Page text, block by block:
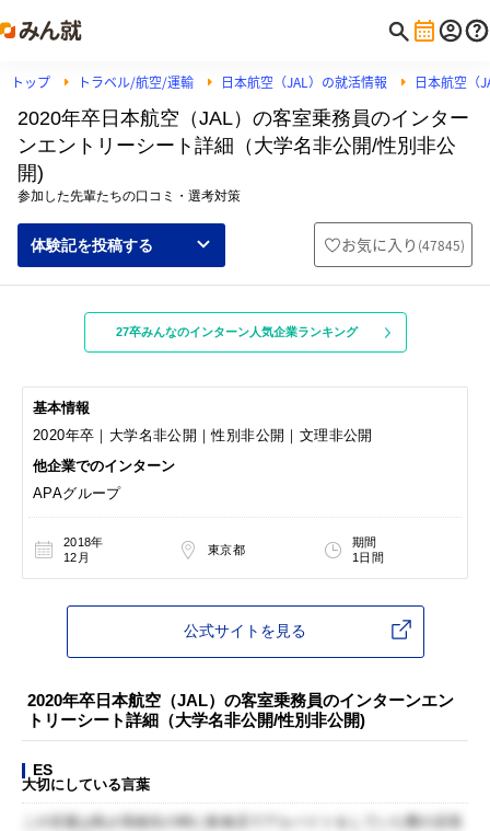
トップ トラベル/航空/運輸 日本航空（JAL）の就活情報 日本航空（
2020年卒日本航空（JAL）の客室乗務員のインター
ンエントリーシート詳細（大学名非公開/性別非公
開)
参加した先輩たちの口コミ・選考対策
体験記を投稿する お気に入り (47845)
27卒みんなのインターン人気企業ランキング
基本情報
2020年卒｜大学名非公開｜性別非公開｜文理非公開
他企業でのインターン
APAグループ
2018年
12月
東京都
期間
1日間
公式サイトを見る
2020年卒日本航空（JAL）の客室乗務員のインターンエン
トリーシート詳細（大学名非公開/性別非公開)
ES
大切にしている言葉
この言葉は私が高校生の時に飲食店でアルバイトをしていた際の店長